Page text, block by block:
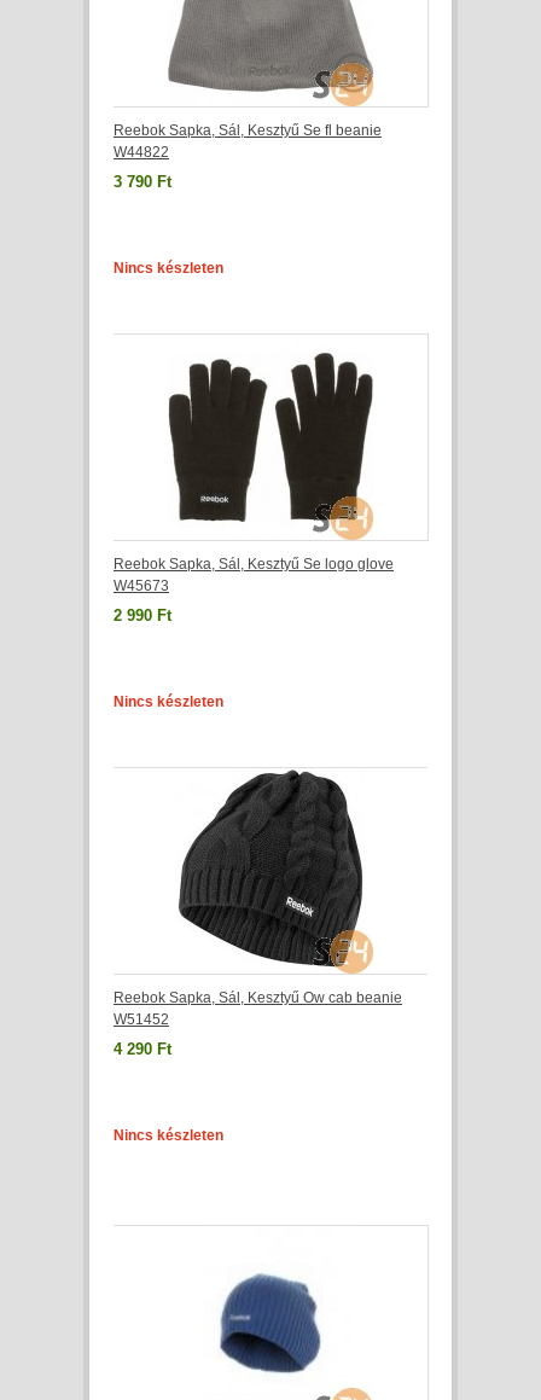
Reebok Sapka, Sál, Kesztyű Se fl beanie
W44822
3 790 Ft
Nincs készleten
Reebok Sapka, Sál, Kesztyű Se logo glove
W45673
2 990 Ft
Nincs készleten
Reebok Sapka, Sál, Kesztyű Ow cab beanie
W51452
4 290 Ft
Nincs készleten